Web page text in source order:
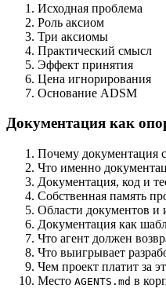
Исходная проблема
Роль аксиом
Три аксиомы
Практический смысл
Эффект принятия
Цена игнорирования
Основание ADSM
Документация как
Почему документация
Что именно
Документация, код и
Собственная память
Области документов и
Документация как
Что агент должен
Что выигрывает
Чем проект платит за
Место AGENTS.md в